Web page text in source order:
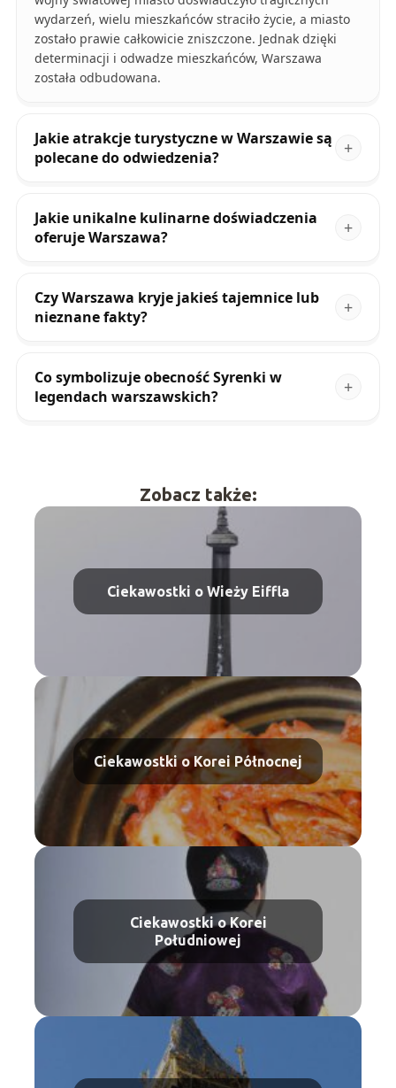
wydarzeń, wielu mieszkańców straciło życie, a miasto
zostało prawie całkowicie zniszczone. Jednak dzięki
determinacji i odwadze mieszkańców, Warszawa
została odbudowana.
Jakie atrakcje turystyczne w Warszawie są
polecane do odwiedzenia?
Jakie unikalne kulinarne doświadczenia
oferuje Warszawa?
Czy Warszawa kryje jakieś tajemnice lub
nieznane fakty?
Co symbolizuje obecność Syrenki w
legendach warszawskich?
Zobacz także:
Ciekawostki o Wieży Eiffla
Ciekawostki o Korei Północnej
Ciekawostki o Korei
Południowej